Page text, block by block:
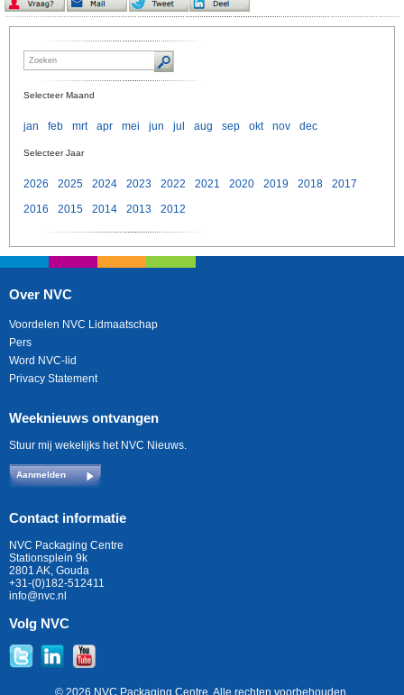
Selecteer Maand
jan feb mrt apr mei jun jul aug sep okt nov dec
Selecteer Jaar
2026 2025 2024 2023 2022 2021 2020 2019 2018
2017
2016
2015 2014 2013 2012
Over NVC
Voordelen NVC Lidmaatschap
Pers
Word NVC-lid
Privacy Statement
Weeknieuws ontvangen
Stuur mij wekelijks het NVC Nieuws.
Aanmelden
Contact informatie
NVC Packaging Centre
Stationsplein 9k
2801 AK, Gouda
+31-(0)182-512411
info@nvc.nl
Volg NVC
© 2026 NVC Packaging Centre. Alle rechten voorbehouden.